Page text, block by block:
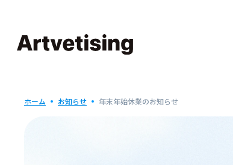
ホーム お知らせ 年末年始休業のお知らせ